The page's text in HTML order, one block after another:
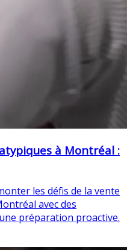
à Montréal :
les défis de la vente
avec des
préparation proactive.